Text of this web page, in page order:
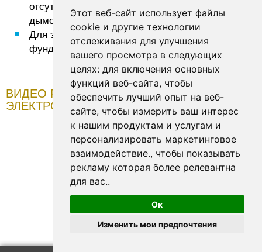
Этот веб-сайт использует файлы
cookie и другие технологии
отслеживания для улучшения
вашего просмотра в следующих
целях: для включения основных
функций веб-сайта, чтобы
обеспечить лучший опыт на веб-
сайте, чтобы измерить ваш интерес
к нашим продуктам и услугам и
персонализировать маркетинговое
взаимодействие., чтобы показывать
рекламу которая более релевантна
для вас..
Ок
Изменить мои предпочтения
отсутствие теплоты излучения,
дымообразования и выхлопных газов.
Для электровысадочных машин не нужен
фундамент.
ВИДЕО РАБОТЫ ВЕРТИКАЛЬНОГО
ЭЛЕКТРОВЫСАДОЧНОГО СТАНКА